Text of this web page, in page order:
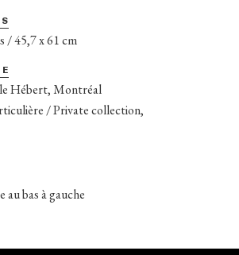
/ 45,7 x 61 cm
Hébert, Montréal
/ Private collection,
au bas à gauche